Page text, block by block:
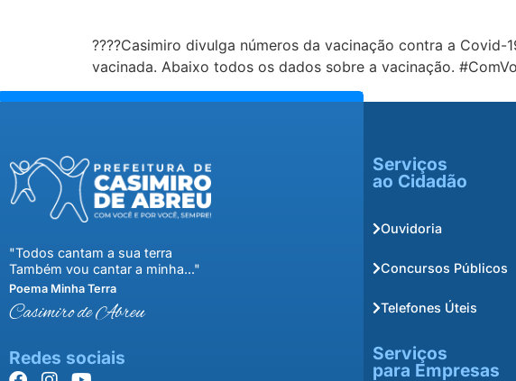
????Casimiro divulga números da vacinação contra a
vacinada. Abaixo todos os dados sobre a vacinação.
"Todos cantam a sua terra
Também vou cantar a minha..."
Poema Minha Terra
Casimiro de Abreu
Redes sociais
Serviços
ao Cidadão
Ouvidoria
Concursos Públicos
Telefones Úteis
Serviços
para Empresas